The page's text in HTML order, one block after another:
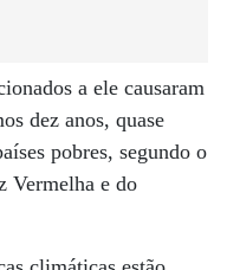
a ele causaram
dez anos, quase
pobres, segundo o
Vermelha e do